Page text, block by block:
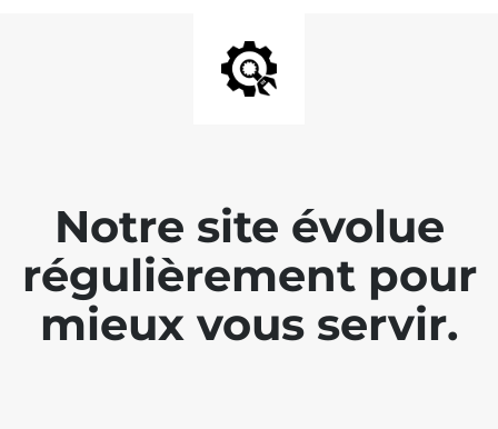
Notre site évolue
régulièrement pour
mieux vous servir.